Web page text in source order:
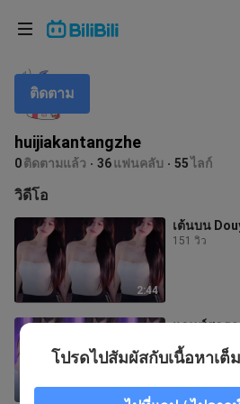
huijiakantangzhe
0ติดตามแล้ว 36แฟนคลับ 55ไลก์
ติดตาม
วิดีโอ
2:44
เต้นบน
151 วิว
0:35
แดนซ์สุดฮอ
ภาษา: ภาษาไทย
ข้าสู่
ะบบ
เลือกภาษา
English
ภาษาไทย
Tiếng Việt
Bahasa Melayu
โปรดไปสัมผัสกับเนื้อหาเ